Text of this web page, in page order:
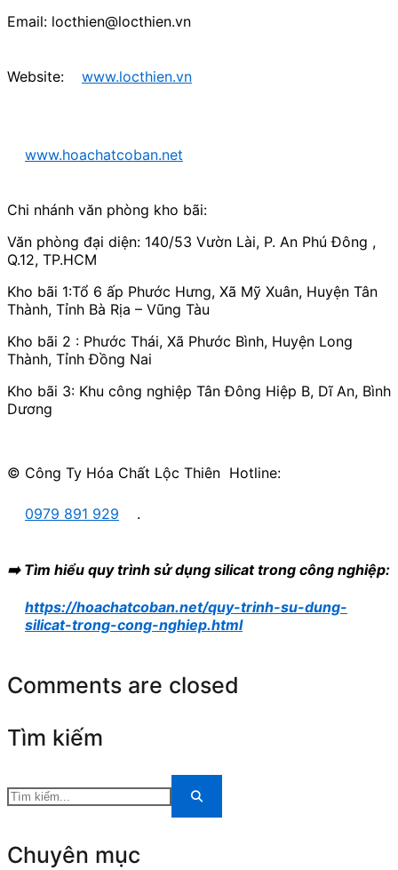
Email: locthien@locthien.vn
Website: www.locthien.vn
www.hoachatcoban.net
Chi nhánh văn phòng kho bãi:
Văn phòng đại diện: 140/53 Vườn Lài, P. An Phú Đông ,
Q.12, TP.HCM
Kho bãi 1:Tổ 6 ấp Phước Hưng, Xã Mỹ Xuân, Huyện Tân
Thành, Tỉnh Bà Rịa – Vũng Tàu
Kho bãi 2 : Phước Thái, Xã Phước Bình, Huyện Long
Thành, Tỉnh Đồng Nai
Kho bãi 3: Khu công nghiệp Tân Đông Hiệp B, Dĩ An, Bình
Dương
© Công Ty Hóa Chất Lộc Thiên Hotline:
0979 891 929 .
➡️ Tìm hiểu quy trình sử dụng silicat trong công nghiệp:
https://hoachatcoban.net/quy-trinh-su-dung-
silicat-trong-cong-nghiep.html
Comments are closed
Tìm kiếm
Chuyên mục